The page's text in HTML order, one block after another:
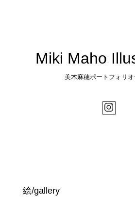
Miki Maho
美木麻穂ポートフォリオ
絵/gallery